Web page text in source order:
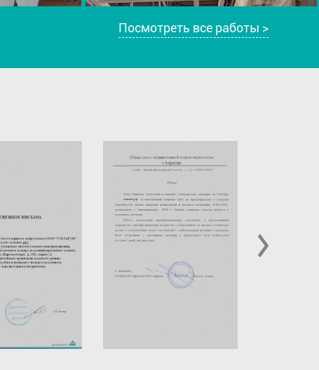
Посмотреть все работы >